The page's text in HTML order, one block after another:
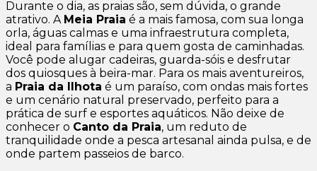
Durante o dia, as praias são, sem dúvida, o grande
atrativo. A Meia Praia é a mais famosa, com sua longa
orla, águas calmas e uma infraestrutura completa,
ideal para famílias e para quem gosta de caminhadas.
Você pode alugar cadeiras, guarda-sóis e desfrutar
dos quiosques à beira-mar. Para os mais aventureiros,
a Praia da Ilhota é um paraíso, com ondas mais fortes
e um cenário natural preservado, perfeito para a
prática de surf e esportes aquáticos. Não deixe de
conhecer o Canto da Praia, um reduto de
tranquilidade onde a pesca artesanal ainda pulsa, e de
onde partem passeios de barco.